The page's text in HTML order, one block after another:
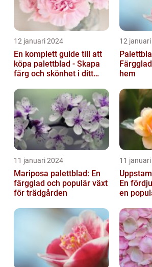
12 januari 2024
En komplett guide till att
köpa palettblad - Skapa
färg och skönhet i ditt
12
hem
11 januari 2024
Mariposa palettblad: En
färgglad och populär växt
för trädgården
11
En
en